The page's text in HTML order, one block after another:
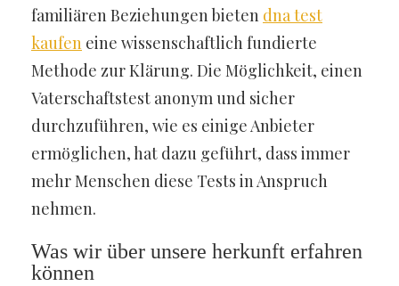
familiären Beziehungen bieten dna test
kaufen eine wissenschaftlich fundierte
Methode zur Klärung. Die Möglichkeit, einen
Vaterschaftstest anonym und sicher
durchzuführen, wie es einige Anbieter
ermöglichen, hat dazu geführt, dass immer
mehr Menschen diese Tests in Anspruch
nehmen.
Was wir über unsere herkunft erfahren
können